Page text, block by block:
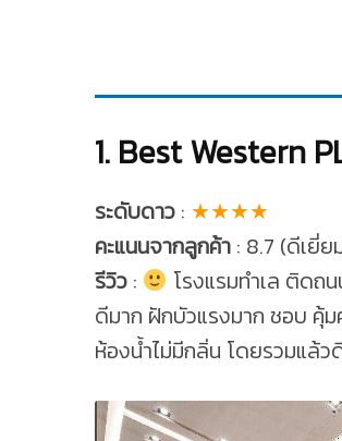
1. Best Western
ระดับดาว : ★★★★
คะแนนจากลูกค้า : 8.7 (ดีเยี่ย
รีวิว :
โรงแรมทำเล ติดถ
ดีมาก ฝักบัวแรงมาก ชอบ คุ้ม
ห้องน้ำไม่มีกลิ่น โดยรวมแล้ว